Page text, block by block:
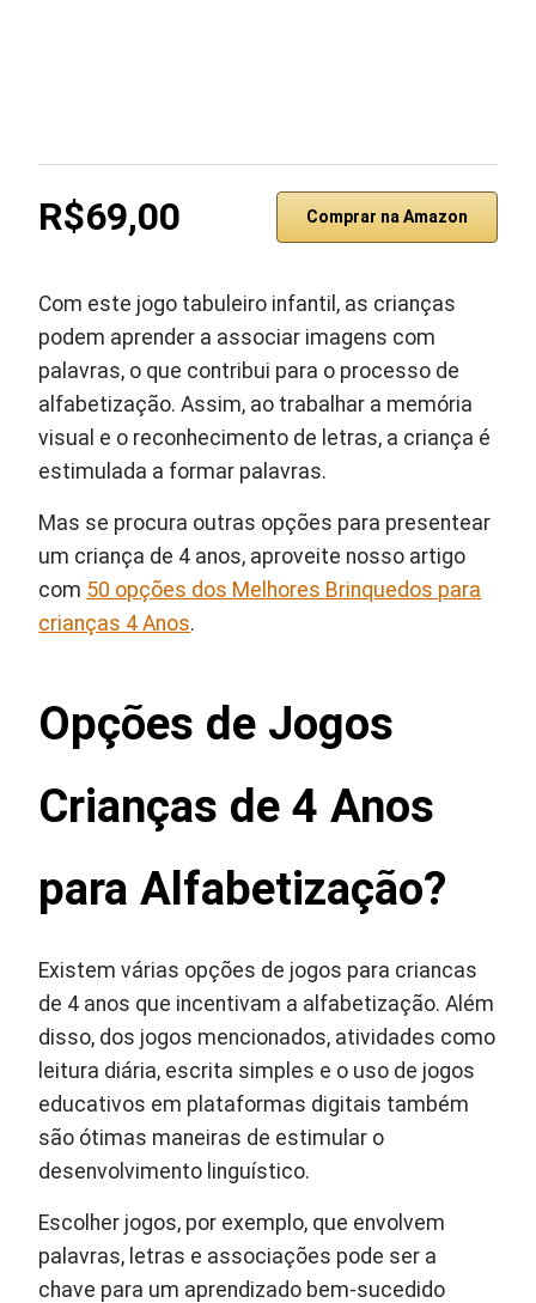
R$69,00 Comprar na Amazon
Com este jogo tabuleiro infantil, as crianças
podem aprender a associar imagens com
palavras, o que contribui para o processo de
alfabetização. Assim, ao trabalhar a memória
visual e o reconhecimento de letras, a criança é
estimulada a formar palavras.
Mas se procura outras opções para presentear
um criança de 4 anos, aproveite nosso artigo
com 50 opções dos Melhores Brinquedos para
crianças 4 Anos.
Opções de Jogos
Crianças de 4 Anos
para Alfabetização?
Existem várias opções de jogos para criancas
de 4 anos que incentivam a alfabetização. Além
disso, dos jogos mencionados, atividades como
leitura diária, escrita simples e o uso de jogos
educativos em plataformas digitais também
são ótimas maneiras de estimular o
desenvolvimento linguístico.
Escolher jogos, por exemplo, que envolvem
palavras, letras e associações pode ser a
chave para um aprendizado bem-sucedido